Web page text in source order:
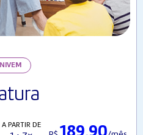
A PARTIR DE